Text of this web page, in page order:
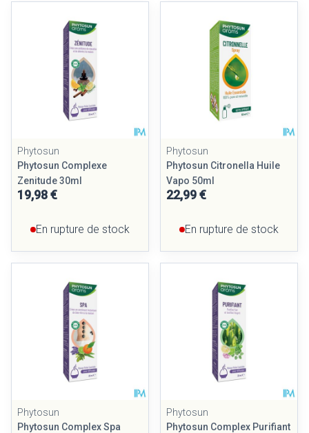
Phytosun
Phytosun Complexe
Zenitude 30ml
19,98 €
En rupture de stock
Phytosun
Phytosun Citronella Huile
Vapo 50ml
22,99 €
En rupture de stock
Phytosun
Phytosun Complex Spa
Phytosun
Phytosun Complex Purifiant